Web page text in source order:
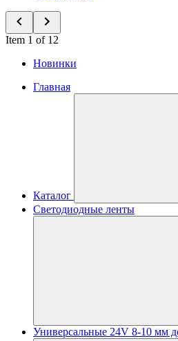
Item 1 of 12
Новинки
Главная
Каталог
Светодиодные ленты
Универсальные 24V 8-10 мм